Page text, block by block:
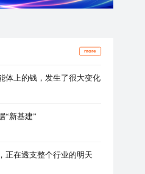
more
体上的钱，发生了很大变化
“新基建”
正在透支整个行业的明天